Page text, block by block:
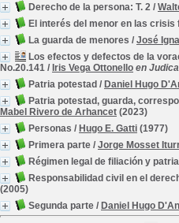
Derecho de la persona: T. 2 /
El interés del menor en las crisis
La guarda de menores / José
Los efectos y defectos de la
No.20.141 / Iris Vega Ottonello en
Patria potestad / Daniel Hugo
Patria potestad, guarda,
Mabel Rivero de Arhancet (2023)
Personas / Hugo E. Gatti (1977)
Primera parte / Jorge Mosset
Régimen legal de filiación y
Responsabilidad civil en el
(2005)
Segunda parte / Daniel Hugo